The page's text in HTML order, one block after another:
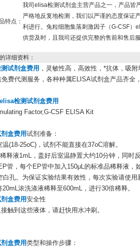
特点：
我司elisa检测试剂盒主营产品之一，产品皆
严格地反复地检测，我们以严谨的态度保证
利进行。兔粒细胞集落刺激因子（G-CSF）
供货及时，且我司还提供完整的售前和售后
的详细资料：
试剂盒费用 ，灵敏性高，高效性，*抗体，吸
费代测服务，各种种属ELISA试剂盒产品齐全
检测试剂盒费用
Factor,G-CSF ELISA Kit
盒费用试剂准备：
(18-25oC)，试剂不能直接在37oC溶解。
释液1mL，盖好后室温静置大约10分钟，同时
管，每个EP管中加入150μL的标准品稀释液，
孔。为保证实验结果有效性，每次实验请使用
浓洗涤液稀释至600mL，进行30倍稀释。
盒费用安全性
触到这些液体，请赶快用水冲刷。
盒费用类型和操作步骤：